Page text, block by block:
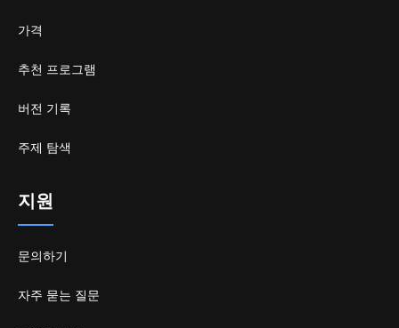
가격
추천 프로그램
버전 기록
주제 탐색
지원
문의하기
자주 묻는 질문